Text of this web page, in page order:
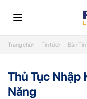
Trang chủ Tin tức Bản Tin
Thủ Tục Nhập
Năng